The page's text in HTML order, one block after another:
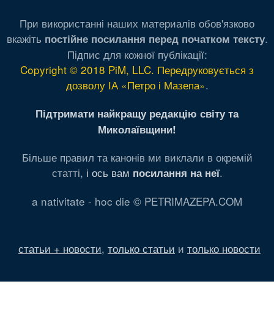
При використанні наших материалів обов'язково
вкажіть постійне посилання перед початком тексту.
Підпис для кожної публікації:
Copyright © 2018 PiM, LLC. Передруковується з
дозволу ІА «Петро і Мазепа».
Підтримати найкращу редакцію світу та
Миколаївщини!
Більше правил та канонів ми виклали в окремій
статті, і ось вам посилання на неї.
a nativitate - hoc die © PETRIMAZEPA.COM
статьи + новости, только статьи и только новости